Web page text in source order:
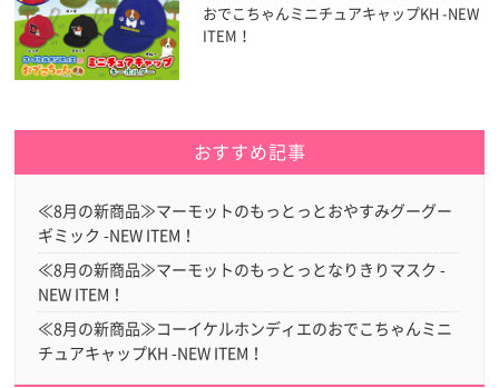
おでこちゃんミニチュアキャップKH -NEW
ITEM！
おすすめ記事
≪8月の新商品≫マーモットのもっとっとおやすみグーグー
ギミック -NEW ITEM！
≪8月の新商品≫マーモットのもっとっとなりきりマスク -
NEW ITEM！
≪8月の新商品≫コーイケルホンディエのおでこちゃんミニ
チュアキャップKH -NEW ITEM！